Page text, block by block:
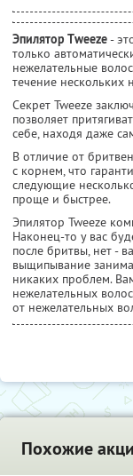
Эпилятор Тweeze-
только
нежелательные
течение нескольких
Секрет Tweeze
позволяет
себе, находя даже
В отличие от
с корнем, что
следующие
проще и быстрее.
Эпилятор Tweeze
Наконец-то у вас
после бритвы, нет -
выщипывание
никаких проблем.
нежелательных
от нежелательных
Похожие